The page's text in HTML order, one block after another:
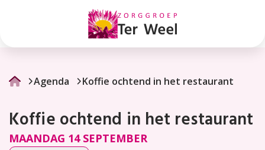
het
restaurant
Agenda Koffie ochtend in het restaurant
Koffie ochtend in het restaurant
MAANDAG 14 SEPTEMBER